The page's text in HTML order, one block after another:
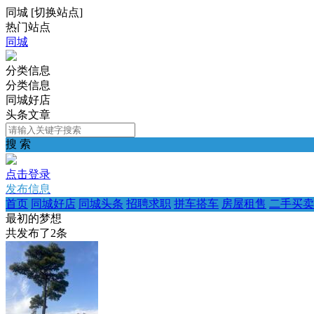
同城 [切换站点]
热门站点
同城
分类信息
分类信息
同城好店
头条文章
搜 索
点击登录
发布信息
首页 同城好店 同城头条 招聘求职 拼车搭车 房屋租售 二手买卖
最初的梦想
共发布了2条